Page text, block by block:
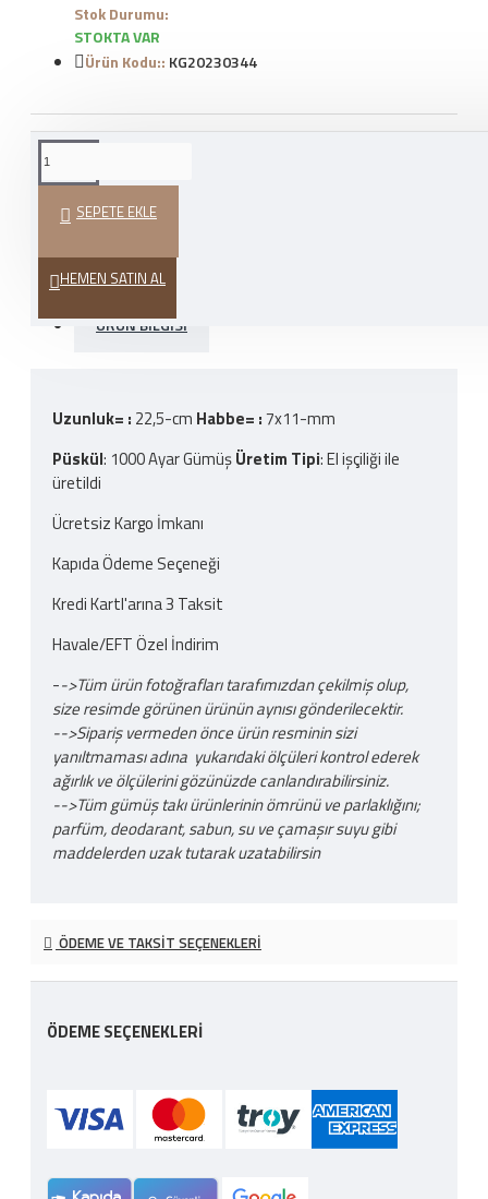
Stok Durumu:
STOKTA VAR
Ürün Kodu:: KG20230344
SEPETE EKLE
HEMEN SATIN AL
VER
HEDIYE PAKETI
ÜRÜN BILGISI
Uzunluk= : 22,5-cm Habbe= :7x11-mm
Püskül: 1000 Ayar GümüşÜretim Tipi: El işçiliği ile
üretildi
Ücretsiz Kargo İmkanı
Kapıda Ödeme Seçeneği
Kredi Kartl'arına 3 Taksit
Havale/EFT Özel İndirim
-->Tüm ürün fotoğrafları tarafımızdan çekilmiş olup,
size resimde görünen ürünün aynısı gönderilecektir.
-->Sipariş vermeden önce ürün resminin sizi
yanıltmaması adına yukarıdaki ölçüleri kontrol ederek
ağırlık ve ölçülerini gözünüzde canlandırabilirsiniz.
-->Tüm gümüş takı ürünlerinin ömrünü ve parlaklığını;
parfüm, deodarant, sabun, su ve çamaşır suyu gibi
maddelerden uzak tutarak uzatabilirsin
ÖDEME VE TAKSIT SEÇENEKLERI
ÖDEME SEÇENEKLERI